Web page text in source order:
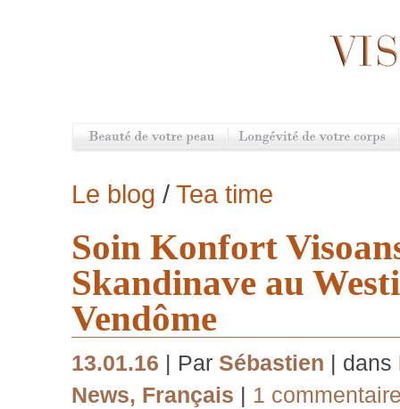
Le blog / Tea time
Soin Konfort
Skandinave au
Vendôme
13.01.16 | Par Sébastien | dans
News, Français | 1